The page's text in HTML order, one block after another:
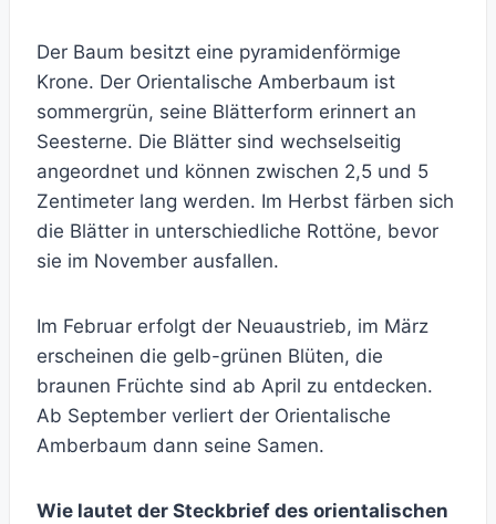
Der Baum besitzt eine pyramidenförmige
Krone. Der Orientalische Amberbaum ist
sommergrün, seine Blätterform erinnert an
Seesterne. Die Blätter sind wechselseitig
angeordnet und können zwischen 2,5 und 5
Zentimeter lang werden. Im Herbst färben sich
die Blätter in unterschiedliche Rottöne, bevor
sie im November ausfallen.
Im Februar erfolgt der Neuaustrieb, im März
erscheinen die gelb-grünen Blüten, die
braunen Früchte sind ab April zu entdecken.
Ab September verliert der Orientalische
Amberbaum dann seine Samen.
Wie lautet der Steckbrief des orientalischen